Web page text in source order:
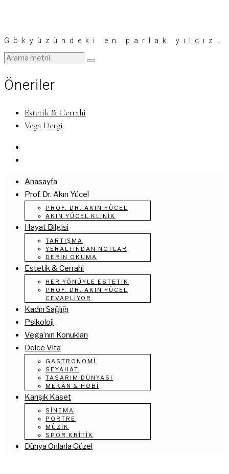
Gökyüzündeki en parlak yıldız…
Öneriler
Estetik & Cerrahi
Vega Dergi
Anasayfa
Prof. Dr. Akın Yücel
PROF. DR. AKIN YÜCEL
AKIN YÜCEL KLINIK
Hayat Bilgisi
TARTIŞMA
YERALTINDAN NOTLAR
DERIN OKUMA
Estetik & Cerrahi
HER YÖNÜYLE ESTETIK
PROF. DR. AKIN YÜCEL
CEVAPLIYOR
Kadın Sağlığı
Psikoloji
Vega’nın Konukları
Dolce Vita
GASTRONOMI
SEYAHAT
TASARIM DÜNYASI
MEKÂN & HOBI
Karışık Kaset
SINEMA
PORTRE
MÜZIK
SPOR KRITIK
Dünya Onlarla Güzel